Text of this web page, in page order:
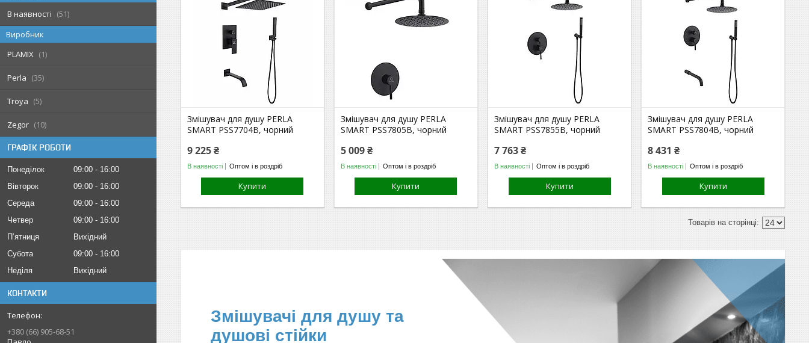
В наявності
51
Виробник
PLAMIX
1
Perla 35
Troya 5
Zegor 10
ГРАФІК РОБОТИ
Понеділок 09:00
16:00
Вівторок
09:00
16:00
Середа
09:00
16:00
Четвер
09:00
16:00
Пʼятниця
Вихідний
Субота
09:00
16:00
Неділя
Вихідний
КОНТАКТИ
+380 (66) 905-68-51
Змішувач для душу PERLA
SMART PSS7704B, чорний
9 225 ₴
В наявності Оптом і в роздріб
Купити
Змішувач для душу PERLA
SMART PSS7805B, чорний
5 009 ₴
В наявності Оптом і в роздріб
Купити
Змішувач для душу PERLA
SMART PSS7855B, чорний
7 763 ₴
В наявності Оптом і в роздріб
Купити
Змішувач для душу PERLA
SMART PSS7804B, чорний
8 431 ₴
В наявності Оптом і в роздріб
Купити
Змішувачі для душу та
душові стійки